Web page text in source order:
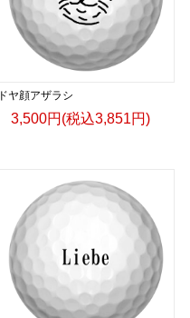
ドヤ顔アザラシ
3,500円(税込3,851円)